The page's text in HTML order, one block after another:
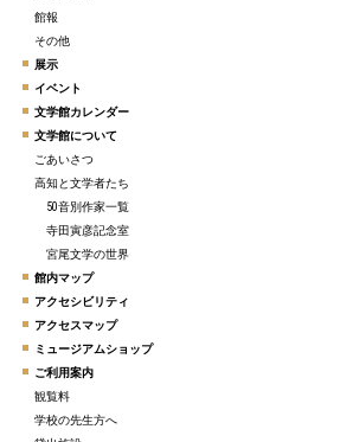
館報
その他
展示
イベント
文学館カレンダー
文学館について
ごあいさつ
高知と文学者たち
50音別作家一覧
寺田寅彦記念室
宮尾文学の世界
館内マップ
アクセシビリティ
アクセスマップ
ミュージアムショップ
ご利用案内
観覧料
学校の先生方へ